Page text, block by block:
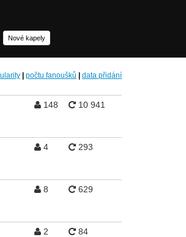
Nové kapely
počtu fanoušků data přidání
148 10 941
4 293
8 629
2 84